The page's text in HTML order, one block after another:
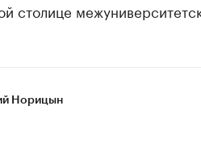
столице
Норицын